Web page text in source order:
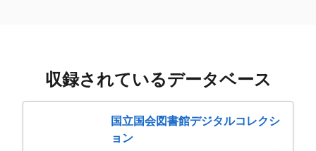
収録されているデータベース
国立国会図書館デジタルコレクシ
ョン